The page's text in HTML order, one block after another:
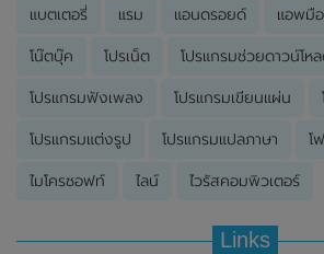
แบตเตอรี่ แรม แอนดรอยด์ แอพมื
โน๊ตบุ๊ค โปรเน็ต โปรแกรมช่วยดาวน์โห
โปรแกรมฟังเพลง โปรแกรมเขียนแผ่น
โปรแกรมแต่งรูป โปรแกรมแปลภาษา โ
ไมโครซอฟท์ ไลน์ ไวรัสคอมพิวเตอร์
Links